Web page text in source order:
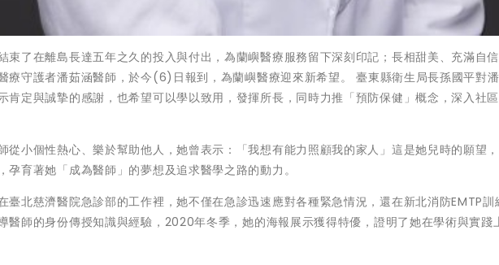
束了在離島長達五年之久的投入與付出，為蘭嶼醫療服務留下深刻印記；長相甜美、充滿自
療守護者潘茹涵醫師，於今(6)日報到，為蘭嶼醫療迎來新希望。 臺東縣衛生局長孫國平對
肯定與誠摯的感謝，也希望可以學以致用，發揮所長，同時力推「預防保健」概念，深入社
從小個性熱心、樂於幫助他人，她曾表示：「我想有能力照顧我的家人」這是她兒時的願望
孕育著她「成為醫師」的夢想及追求醫學之路的動力。
臺北慈濟醫院急診部的工作裡，她不僅在急診迅速應對各種緊急情況，還在新北消防EMTP訓
醫師的身份傳授知識與經驗，2020年冬季，她的海報展示獲得特優，證明了她在學術與實踐